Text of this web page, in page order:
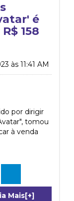
é
158
às 11:41 AM
por dirigir
tomou
à venda
Mais[+]